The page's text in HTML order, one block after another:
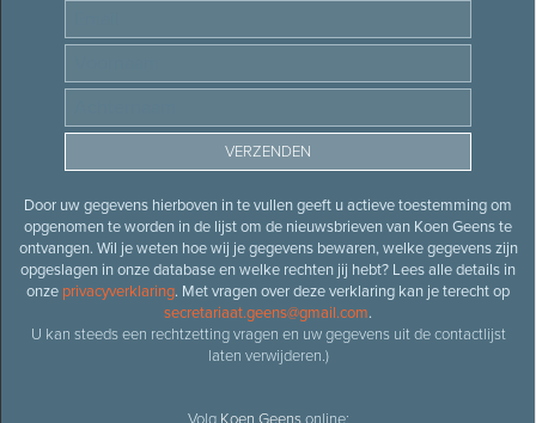
Door uw gegevens hierboven in te vullen geeft u actieve toestemming om
opgenomen te worden in de lijst om de nieuwsbrieven van Koen Geens te
ontvangen. Wil je weten hoe wij je gegevens bewaren, welke gegevens zijn
opgeslagen in onze database en welke rechten jij hebt? Lees alle details in
onze privacyverklaring. Met vragen over deze verklaring kan je terecht op
secretariaat.geens@gmail.com.
U kan steeds een rechtzetting vragen en uw gegevens uit de contactlijst
laten verwijderen.)